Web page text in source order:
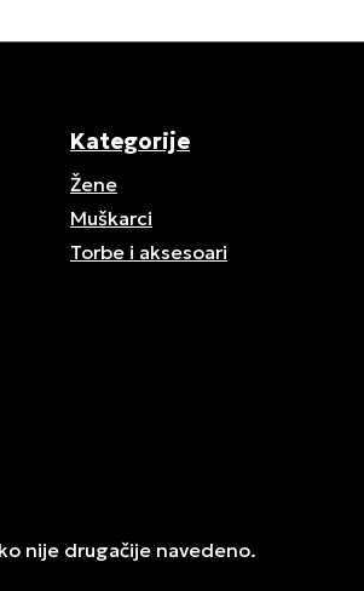
Kategorije
Žene
Muškarci
Torbe i aksesoari
nije drugačije navedeno.